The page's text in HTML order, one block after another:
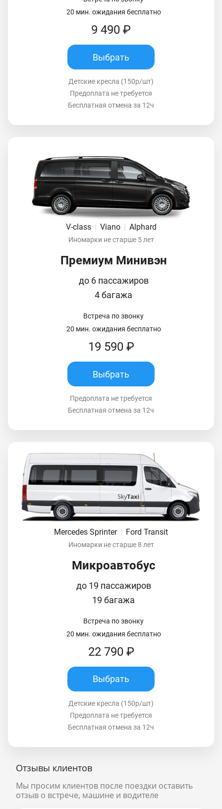
20 мин. ожидания бесплатно
9 490 ₽
Выбрать
Детские кресла (150р/шт)
Предоплата не требуется
Бесплатная отмена за 12ч
V-class | Viano | Alphard
Иномарки не старше 5 лет
Премиум Минивэн
до 6 пассажиров
4 багажа
Встреча по звонку
20 мин. ожидания бесплатно
19 590 ₽
Выбрать
Предоплата не требуется
Бесплатная отмена за 12ч
Mercedes Sprinter | Ford Transit
Иномарки не старше 8 лет
Микроавтобус
до 19 пассажиров
19 багажа
Встреча по звонку
20 мин. ожидания бесплатно
22 790 ₽
Выбрать
Детские кресла (150р/шт)
Предоплата не требуется
Бесплатная отмена за 12ч
Отзывы клиентов
Мы просим клиентов после поездки оставить
отзыв о встрече, машине и водителе